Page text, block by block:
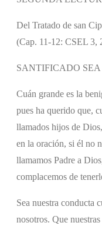
Del Tratado de san
(Cap. 11-12: CSEL 3,
SANTIFICADO
Cuán grande es la
pues ha querido que,
llamados hijos de
en la oración, si él no
llamamos Padre a
complacemos de
Sea nuestra conducta
nosotros. Que